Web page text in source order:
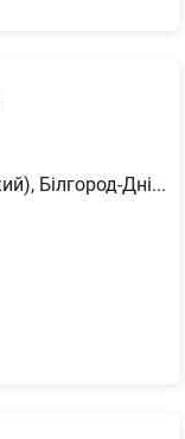
Адамівка (Білгород-Дністровський), Білгород-Дністровський район